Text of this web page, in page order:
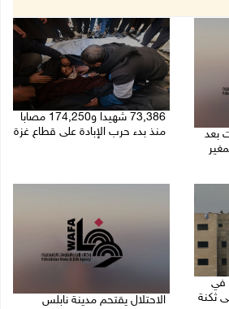
بعد
73,386 شهيدا و174,250 مصابا
منذ بدء حرب الإبادة على قطاع غزة
في
ثكنة
الاحتلال يقتحم مدينة نابلس